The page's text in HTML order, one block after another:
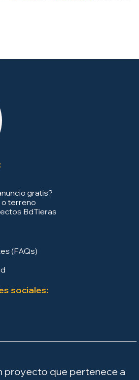
gratis?
o terreno
BdTieras
(FAQs)
sociales:
proyecto que pertenece a